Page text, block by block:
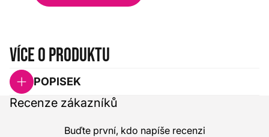
Více o produktu
POPISEK
Recenze zákazníků
Buďte první, kdo napíše recenzi